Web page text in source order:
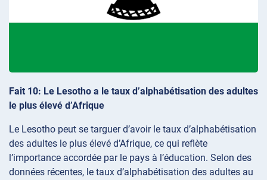
Fait 10: Le Lesotho a le taux d’alphabétisation des adultes
le plus élevé d’Afrique
Le Lesotho peut se targuer d’avoir le taux d’alphabétisation
des adultes le plus élevé d’Afrique, ce qui reflète
l’importance accordée par le pays à l’éducation. Selon des
données récentes, le taux d’alphabétisation des adultes au